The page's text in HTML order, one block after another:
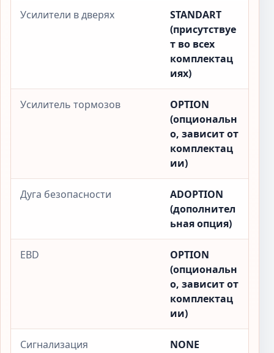
Усилители в дверях
STANDART
(присутствуе
т во всех
комплектац
иях)
Усилитель тормозов
OPTION
(опциональн
о, зависит от
комплектац
ии)
Дуга безопасности
ADOPTION
(дополнител
ьная опция)
EBD
OPTION
(опциональн
о, зависит от
комплектац
ии)
Сигнализация
NONE